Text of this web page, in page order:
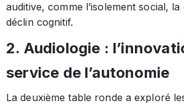
auditive, comme l’isolement social,
déclin cognitif.
2. Audiologie :
service de l’autonomie
La deuxième table ronde a exploré